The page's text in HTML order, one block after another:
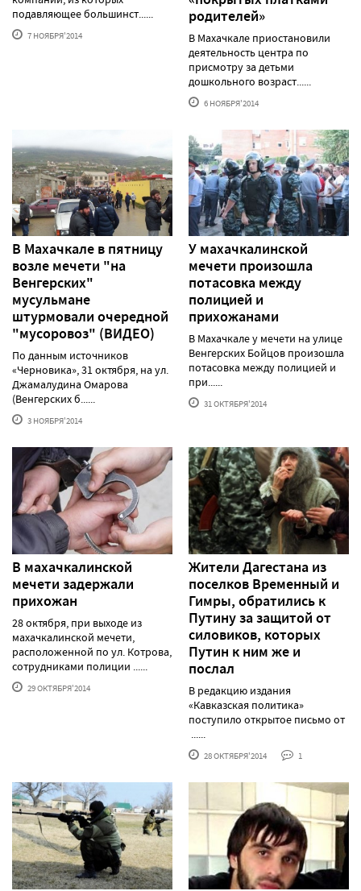
подавляющее большинст......
7 НОЯБРЯ'2014
родителей»
В Махачкале приостановили
деятельность центра по
присмотру за детьми
дошкольного возраст......
6 НОЯБРЯ'2014
В Махачкале в пятницу
возле мечети "на
Венгерских"
мусульмане
штурмовали очередной
"мусоровоз" (ВИДЕО)
По данным источников
«Черновика», 31 октября, на ул.
Джамалудина Омарова
(Венгерских б......
3 НОЯБРЯ'2014
У махачкалинской
мечети произошла
потасовка между
полицией и
прихожанами
В Махачкале у мечети на улице
Венгерских Бойцов произошла
потасовка между полицией и
при......
31 ОКТЯБРЯ'2014
В махачкалинской
мечети задержали
прихожан
28 октября, при выходе из
махачкалинской мечети,
расположенной по ул. Котрова,
сотрудниками полиции ......
29 ОКТЯБРЯ'2014
Жители Дагестана из
поселков Временный и
Гимры, обратились к
Путину за защитой от
силовиков, которых
Путин к ним же и
послал
В редакцию издания
«Кавказская политика»
поступило открытое письмо от
......
28 ОКТЯБРЯ'2014 1